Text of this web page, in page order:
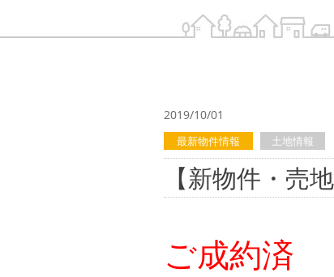
2019/10/01
最新物件情報 土地情報
【新物件・
ご成約済